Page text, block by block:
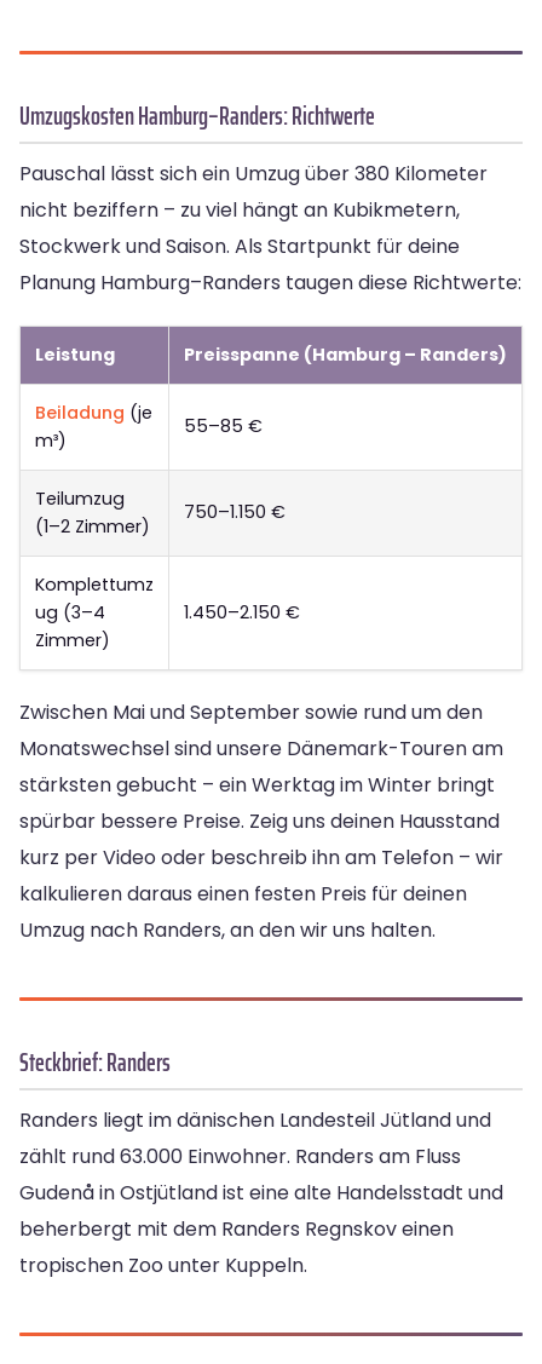
Umzugskosten Hamburg–Randers: Richtwerte
Pauschal lässt sich ein Umzug über 380 Kilometer
nicht beziffern – zu viel hängt an Kubikmetern,
Stockwerk und Saison. Als Startpunkt für deine
Planung Hamburg–Randers taugen diese Richtwerte:
Leistung Preisspanne (Hamburg – Randers)
Beiladung (je
m³)
55–85 €
Teilumzug
(1–2 Zimmer)
750–1.150 €
Komplettumz
ug (3–4
Zimmer)
1.450–2.150 €
Zwischen Mai und September sowie rund um den
Monatswechsel sind unsere Dänemark-Touren am
stärksten gebucht – ein Werktag im Winter bringt
spürbar bessere Preise. Zeig uns deinen Hausstand
kurz per Video oder beschreib ihn am Telefon – wir
kalkulieren daraus einen festen Preis für deinen
Umzug nach Randers, an den wir uns halten.
Steckbrief: Randers
Randers liegt im dänischen Landesteil Jütland und
zählt rund 63.000 Einwohner. Randers am Fluss
Gudenå in Ostjütland ist eine alte Handelsstadt und
beherbergt mit dem Randers Regnskov einen
tropischen Zoo unter Kuppeln.